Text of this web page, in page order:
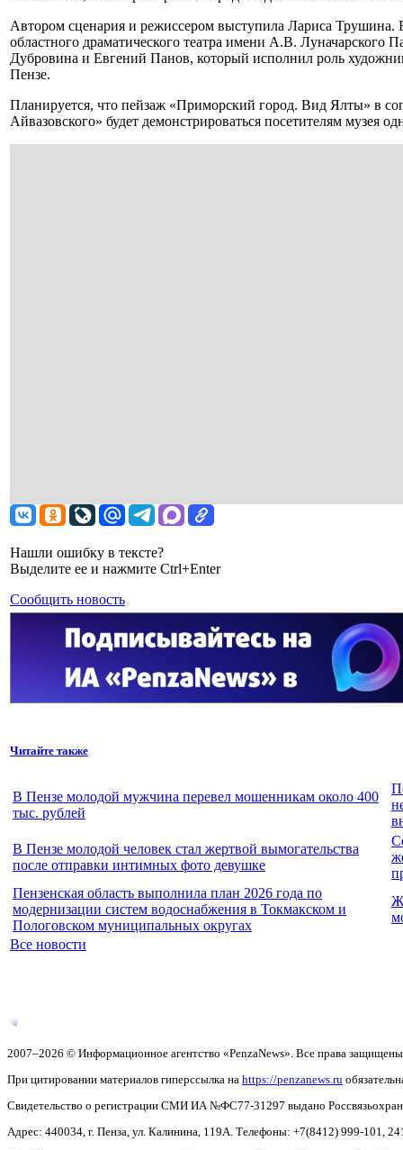
Автором сценария и режиссером выступила Лариса Трушина.
областного драматического театра имени А.В. Луначарского
Дубровина и Евгений Панов, который исполнил роль
Пензе.
Планируется, что пейзаж «Приморский город. Вид Ялты» в
Айвазовского» будет демонстрироваться посетителям музея
Нашли ошибку в тексте?
Выделите ее и нажмите Ctrl+Enter
Сообщить новость
Читайте также
В Пензе молодой мужчина перевел мошенникам около 400
тыс. рублей
В Пензе молодой человек стал жертвой вымогательства
после отправки интимных фото девушке
Пензенская область выполнила план 2026 года по
модернизации систем водоснабжения в Токмакском и
Пологовском муниципальных округах
Все новости
2007–2026 © Информационное агентство «PenzaNews». Все права
При цитировании материалов гиперссылка на https://penzanews.ru
Свидетельство о регистрации СМИ ИА №ФС77-31297 выдано
Адрес: 440034, г. Пенза, ул. Калинина, 119А. Телефоны: +7(8412) 999-101,